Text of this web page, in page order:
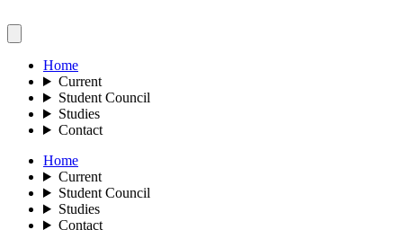
Home
Current
Student Council
Studies
Contact
Home
Current
Student Council
Studies
Contact